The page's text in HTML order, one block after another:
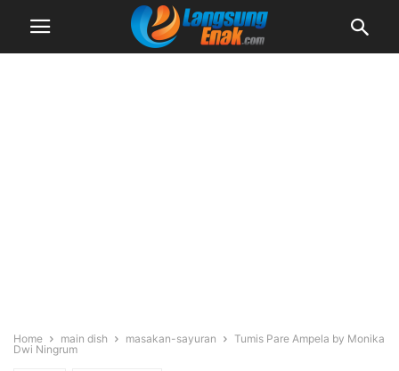
Home main dish masakan-sayuran
Tumis Pare Ampela by Monika
Dwi Ningrum